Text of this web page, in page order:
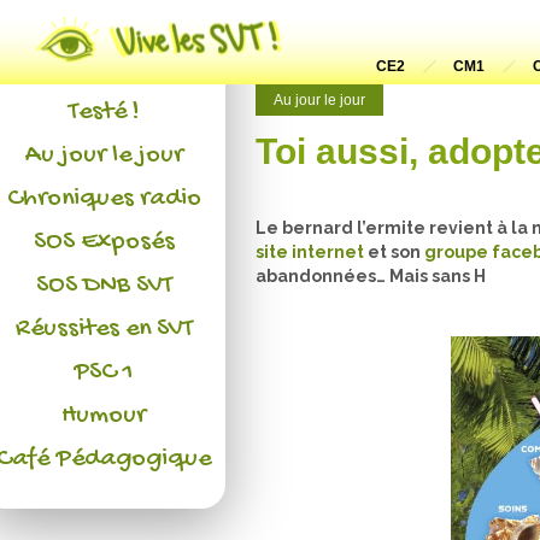
CE2 CM1
Au jour le jour
Toi aussi,
Le bernard l’ermite revient à la
site internet et son groupe
abandonnées… Mais sans H
Actualités
L'association
Testé !
Au jour le jour
Chroniques radio
SOS Exposés
SOS DNB SVT
Réussites en SVT
PSC 1
Humour
Pédagogique